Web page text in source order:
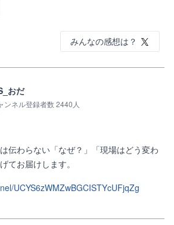
みんなの感想は？
おだ
ンネル登録者数 2440人
伝わらない「なぜ？」「現場はどう変わ
てお届けします。
UCYS6zWMZwBGCISTYcUFjqZg